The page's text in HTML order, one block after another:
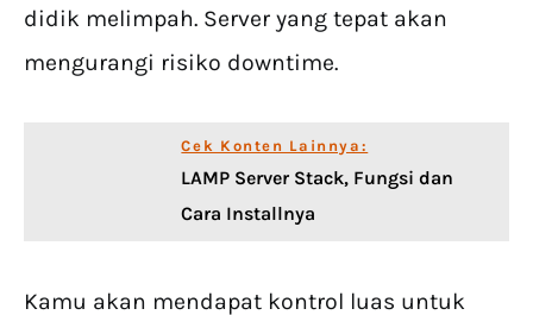
didik melimpah. Server yang tepat akan
mengurangi risiko downtime.
Cek Konten Lainnya:
LAMP Server Stack, Fungsi dan
Cara Installnya
Kamu akan mendapat kontrol luas untuk